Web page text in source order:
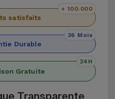
satisfaits
+ 100.000
Durable
36 Mois
Gratuite
24H
Transparente